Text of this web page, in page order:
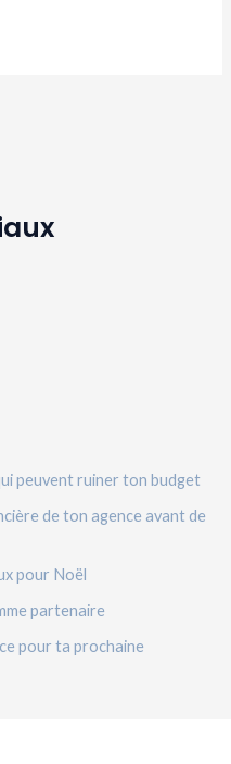
peuvent ruiner ton budget
de ton agence avant de
pour Noël
partenaire
pour ta prochaine